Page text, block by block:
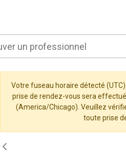
Votre fuseau horaire détecté
prise de rendez-vous sera
(America/Chicago). Veuillez
toute prise